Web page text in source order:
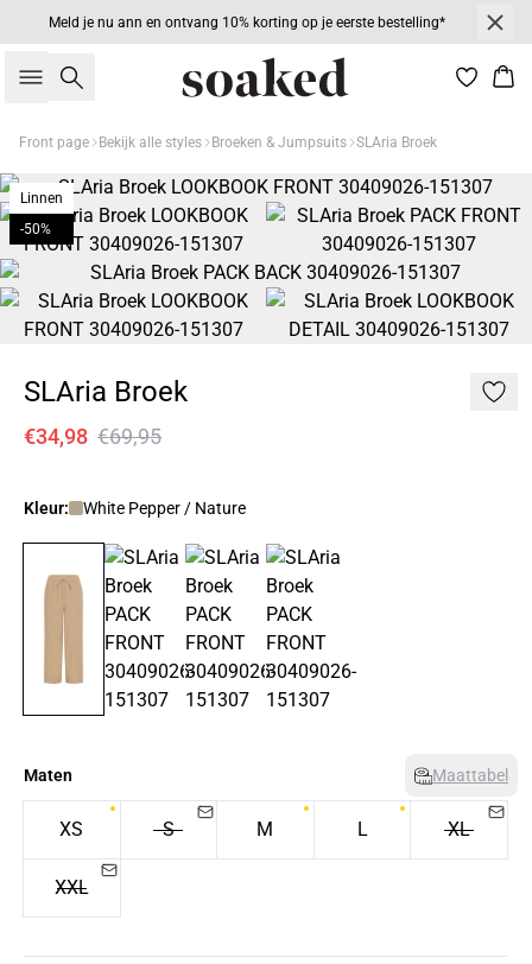
Meld je nu ann en ontvang 10% korting op je eerste bestelling*
Zoeken
Front page Bekijk alle styles Broeken & Jumpsuits SLAria Broek
Linnen
-50%
SLAria Broek
€34,98 €69,95
Kleur: White Pepper / Nature
Maten Maattabel
XS S M L XL
XXL